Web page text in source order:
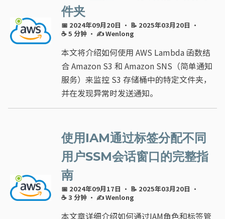
件夹
📅 2024年09月20日 · 📝 2025年03月20日 ·
☕ 5 分钟 · ✍ Wenlong
本文将介绍如何使用 AWS Lambda 函数结
合 Amazon S3 和 Amazon SNS（简单通知
服务）来监控 S3 存储桶中的特定文件夹，
并在发现异常时发送通知。
使用IAM通过标签分配不同
用户SSM会话窗口的完整指
南
📅 2024年09月17日 · 📝 2025年03月20日 ·
☕ 3 分钟 · ✍ Wenlong
本文章详细介绍如何通过IAM角色和标签管